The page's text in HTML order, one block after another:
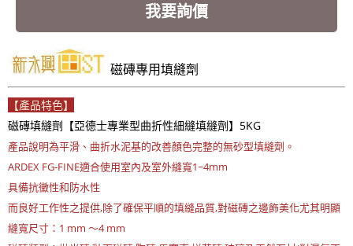
我要詢價
磁磚專用填縫劑
【產品特色】
磁磚填縫劑【亞德士專業型曲折性細縫填縫劑】5KG
產品說明為平滑、曲折水泥基的改善顏色完整的無砂型填縫劑。
ARDEX FG-FINE適合使用室內及室外縫寬1~4mm
具備抗黴性和防水性
而良好工作性之提供,除了確保平順的填縫品質,對磁磚之邊飾美化尤其明顯
縫寬尺寸：1 mm ～4 mm